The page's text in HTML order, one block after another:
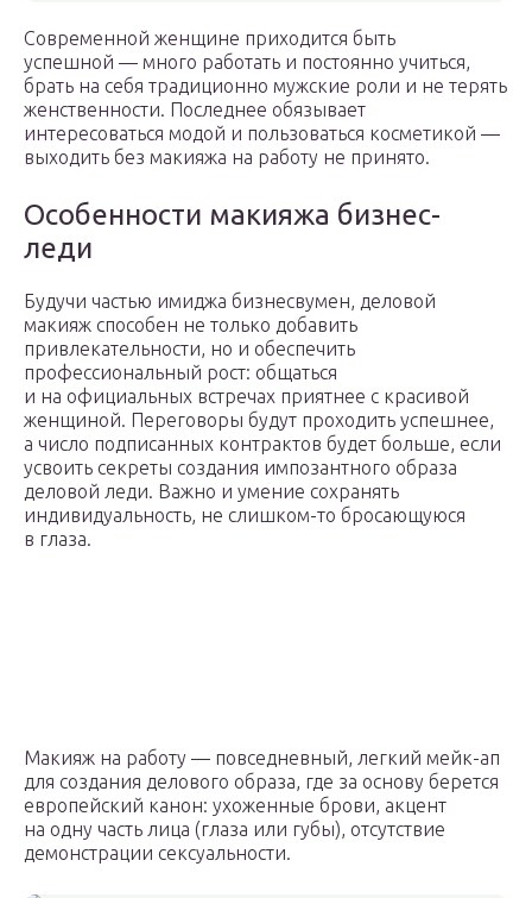
Современной женщине приходится быть
успешной — много работать и постоянно учиться,
брать на себя традиционно мужские роли и не терять
женственности. Последнее обязывает
интересоваться модой и пользоваться косметикой —
выходить без макияжа на работу не принято.
Особенности макияжа бизнес-
леди
Будучи частью имиджа бизнесвумен, деловой
макияж способен не только добавить
привлекательности, но и обеспечить
профессиональный рост: общаться
и на официальных встречах приятнее с красивой
женщиной. Переговоры будут проходить успешнее,
а число подписанных контрактов будет больше, если
усвоить секреты создания импозантного образа
деловой леди. Важно и умение сохранять
индивидуальность, не слишком-то бросающуюся
в глаза.
Макияж на работу — повседневный, легкий мейк-ап
для создания делового образа, где за основу берется
европейский канон: ухоженные брови, акцент
на одну часть лица (глаза или губы), отсутствие
демонстрации сексуальности.